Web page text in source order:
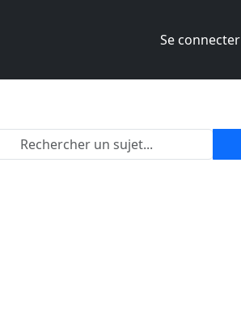
Se connecter
6 ?par QuozPowa